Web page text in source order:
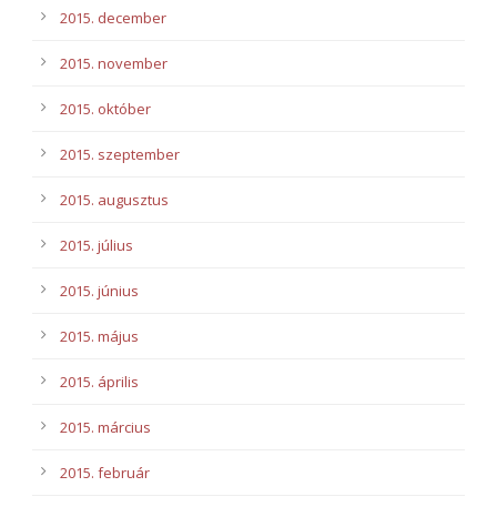
2015. december
2015. november
2015. október
2015. szeptember
2015. augusztus
2015. július
2015. június
2015. május
2015. április
2015. március
2015. február